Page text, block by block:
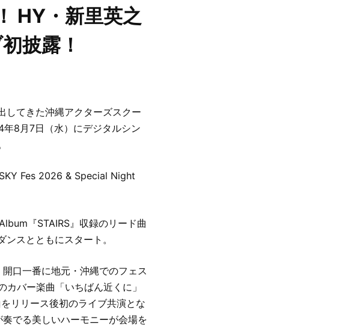
HY・新里英之
披露！
してきた沖縄アクターズスクー
8月7日（水）にデジタルシン
Fes 2026 & Special Night
『STAIRS』収録のリード曲
スとともにスタート。
口一番に地元・沖縄でのフェス
バー楽曲「いちばん近くに」
リリース後初のライブ共演とな
でる美しいハーモニーが会場を